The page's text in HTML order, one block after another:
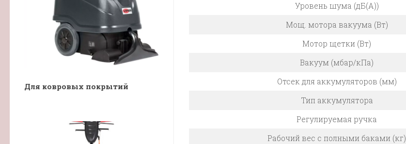
Уровень шума (дБ(А))
Мощ. мотора вакуума (Вт)
Мотор щетки (Вт)
Вакуум (мбар/кПа)
Отсек для аккумуляторов (мм)
Тип аккумулятора
Регулируемая ручка
Рабочий вес c полными баками (кг)
Для ковровых покрытий